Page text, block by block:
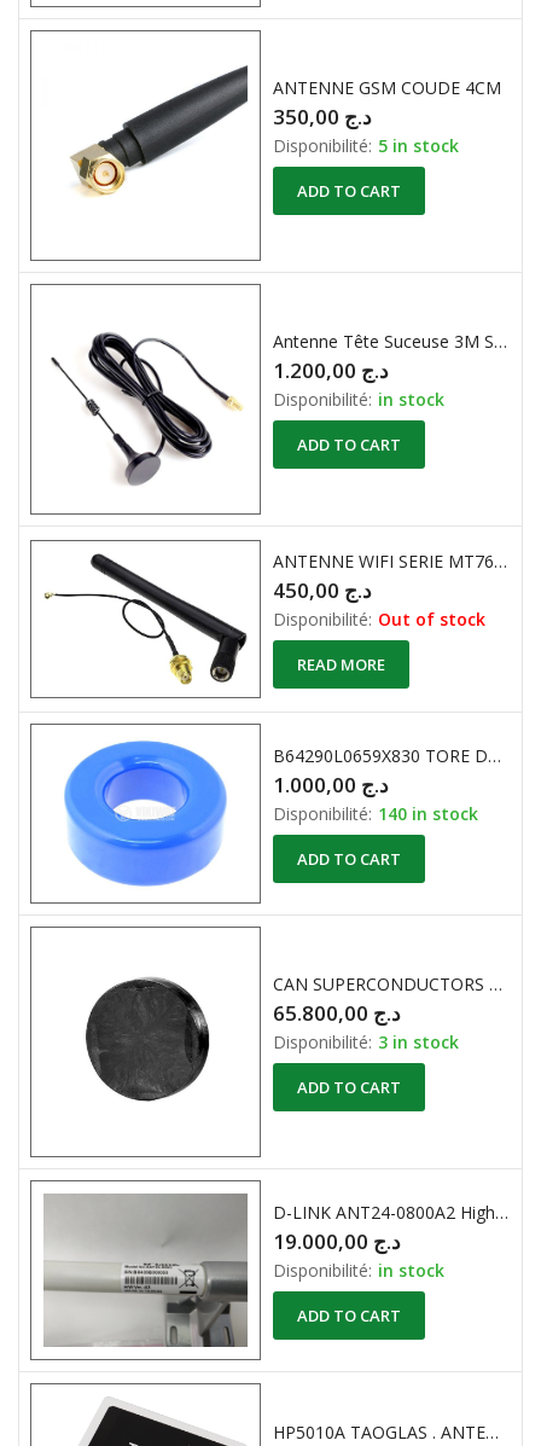
ANTENNE GSM COUDE 4CM
د.ج
Disponibilité: 5 in stock
ADD TO CART
Antenne Tête Suceuse 3M SMA (pour Sim900A Sim908 ) 850/900/1800/1900MHz and 2.4GHz
د.ج
Disponibilité: in stock
ADD TO CART
ANTENNE WIFI SERIE MT7681
د.ج
Disponibilité: Out of stock
READ MORE
B64290L0659X830 TORE DE FERRITE EPCOS Noyau torique 17.2 mm N30 22.5 mm pour Mélangeur, Transformateurs large bande, Transformateur
د.ج
Disponibilité: 140 in stock
ADD TO CART
CAN SUPERCONDUCTORS PASTILLES CSYL-28SE- YBCO
د.ج
Disponibilité: 3 in stock
ADD TO CART
D-LINK ANT24-0800A2 High-Gain Omni-Directional Outdoor ANTENNE 2.4GHZ
د.ج
Disponibilité: in stock
ADD TO CART
HP5010A TAOGLAS . ANTENNE RF GPS / GLNSS / Baidou